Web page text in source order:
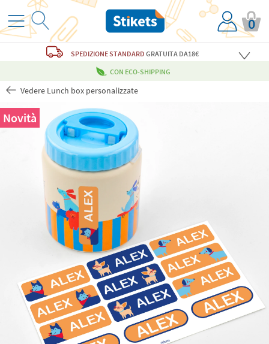
0
SPEDIZIONE STANDARD GRATUITADA18€
CON ECO-SHIPPING
Vedere Lunch box personalizzate
Novità